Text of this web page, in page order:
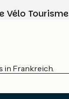
Vélo Tourisme
in Frankreich.